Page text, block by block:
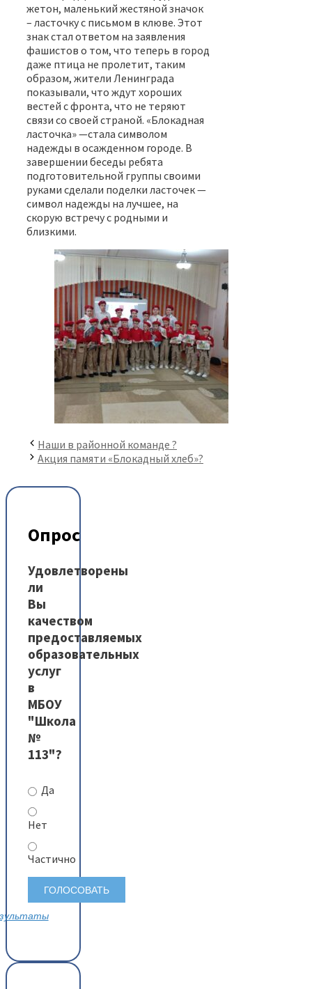
жетон, маленький жестяной значок
– ласточку с письмом в клюве. Этот
знак стал ответом на заявления
фашистов о том, что теперь в город
даже птица не пролетит, таким
образом, жители Ленинграда
показывали, что ждут хороших
вестей с фронта, что не теряют
связи со своей страной. «Блокадная
ласточка» —стала символом
надежды в осажденном городе. В
завершении беседы ребята
подготовительной группы своими
руками сделали поделки ласточек —
символ надежды на лучшее, на
скорую встречу с родными и
близкими.
Наши в районной команде ?
Акция памяти​ «Блокадный хлеб»?
Опрос
Удовлетворены
ли
Вы
качеством
предоставляемых
образовательных
услуг
в
МБОУ
"Школа
№
113"?
Да
Нет
Частично